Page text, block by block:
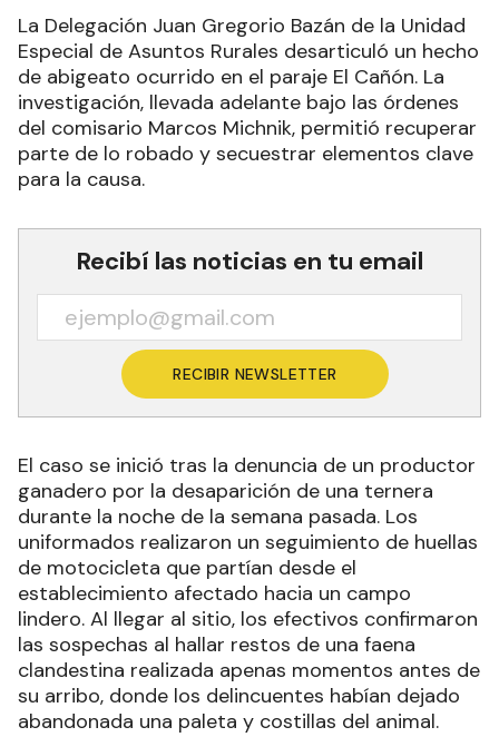
La Delegación Juan Gregorio Bazán de la Unidad
Especial de Asuntos Rurales desarticuló un hecho
de abigeato ocurrido en el paraje El Cañón. La
investigación, llevada adelante bajo las órdenes
del comisario Marcos Michnik, permitió recuperar
parte de lo robado y secuestrar elementos clave
para la causa.
Recibí las noticias en tu email
RECIBIR NEWSLETTER
El caso se inició tras la denuncia de un productor
ganadero por la desaparición de una ternera
durante la noche de la semana pasada. Los
uniformados realizaron un seguimiento de huellas
de motocicleta que partían desde el
establecimiento afectado hacia un campo
lindero. Al llegar al sitio, los efectivos confirmaron
las sospechas al hallar restos de una faena
clandestina realizada apenas momentos antes de
su arribo, donde los delincuentes habían dejado
abandonada una paleta y costillas del animal.